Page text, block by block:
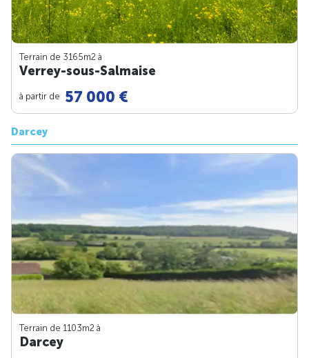
Terrain de 3165m2 à
Verrey-sous-Salmaise
à partir de 57 000 €
Darcey
Terrain de 1103m2 à
Darcey